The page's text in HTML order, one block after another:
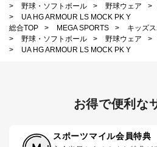
>
野球・ソフトボール > 野球ウェア >
>
UA HG ARMOUR LS MOCK PK Y
総合TOP
> MEGA SPORTS >
キッズ
>
野球・ソフトボール > 野球ウェア >
>
UA HG ARMOUR LS MOCK PK Y
お得で便利な
スポーツマイル会員特典